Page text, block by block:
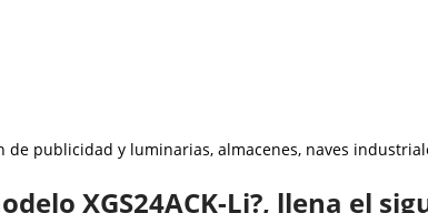
publicidad y luminarias, almacenes, naves
XGS24ACK-Li?, llena el